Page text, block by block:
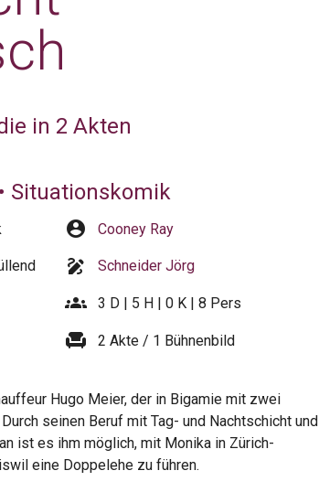
in 2 Akten
Situationskomik
account_circle Cooney Ray
draw Schneider Jörg
groups 3 D | 5 H | 0 K | 8 Pers
chair 2 Akte / 1 Bühnenbild
Hugo Meier, der in Bigamie mit zwei
seinen Beruf mit Tag- und Nachtschicht und
ist es ihm möglich, mit Monika in Zürich-
eine Doppelehe zu führen.